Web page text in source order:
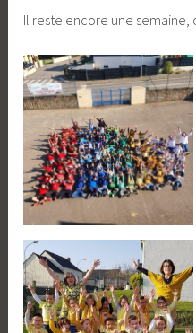
Il reste encore une semaine,